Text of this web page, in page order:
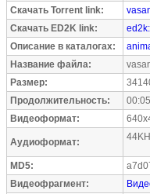
Скачать Torrent link:
Скачать ED2K link:
Описание в каталогах:
Название файла:
Размер:
Продолжительность:
Видеоформат:
Аудиоформат:
MD5:
Видеофрагмент: